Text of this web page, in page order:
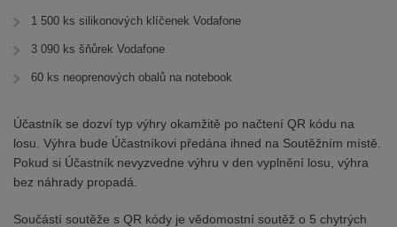
1 500 ks silikonových klíčenek Vodafone
3 090 ks šňůrek Vodafone
60 ks neoprenových obalů na notebook
Účastník se dozví typ výhry okamžitě po načtení QR kódu na
losu. Výhra bude Účastníkovi předána ihned na Soutěžním místě.
Pokud si Účastník nevyzvedne výhru v den vyplnění losu, výhra
bez náhrady propadá.
Součástí soutěže s QR kódy je vědomostní soutěž o 5 chytrých